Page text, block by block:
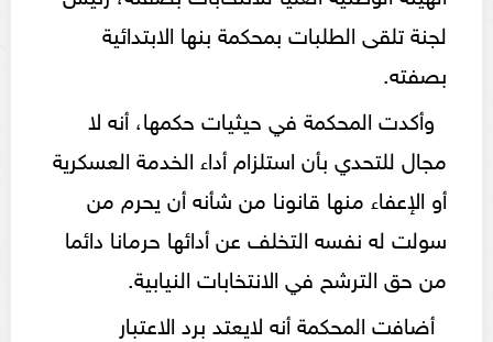
لجنة تلقى الطلبات بمحكمة بنها الابتدائية
بصفته.
وأكدت المحكمة في حيثيات حكمها، أنه لا
مجال للتحدي بأن استلزام أداء الخدمة العسكرية
أو الإعفاء منها قانونا من شأنه أن يحرم من
سولت له نفسه التخلف عن أدائها حرمانا دائما
من حق الترشح في الانتخابات النيابية.
أضافت المحكمة أنه لايعتد برد الاعتبار